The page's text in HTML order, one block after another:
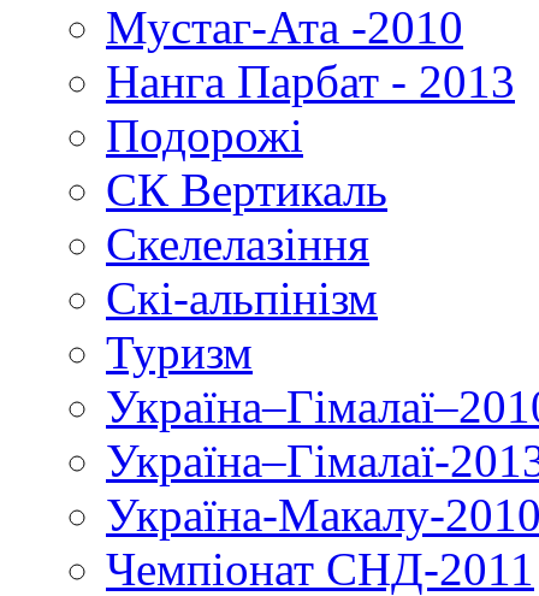
Мустаг-Ата -2010
Нанга Парбат - 2013
Подорожі
СК Вертикаль
Скелелазіння
Скі-альпінізм
Туризм
Україна–Гімалаї-
Україна-Макалу-
Чемпіонат СНД-2011